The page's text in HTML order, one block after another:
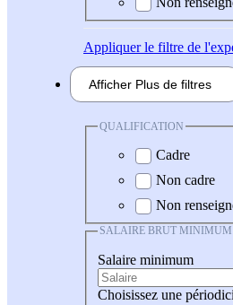
Appliquerle filtre de
Afficher Plus de filtres
QUALIFICATION
Cadre
Non cadre
Non
SALAIRE BRUT MINIMUM
Salaire minimum
Choisissez une